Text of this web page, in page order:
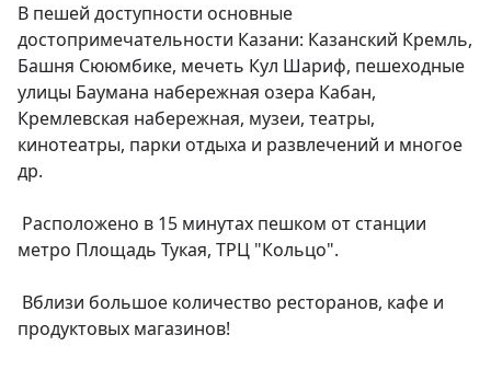
В пешей доступности основные
достопримечательности Казани: Казанский Кремль,
Башня Сююмбике, мечеть Кул Шариф, пешеходные
улицы Баумана набережная озера Кабан,
Кремлевская набережная, музеи, театры,
кинотеатры, парки отдыха и развлечений и многое
др.
метро Площадь Тукая, ТРЦ "Кольцо".
продуктовых магазинов!